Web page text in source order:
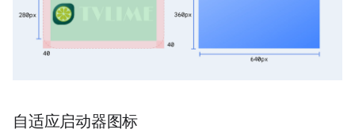
自适应启动器图标